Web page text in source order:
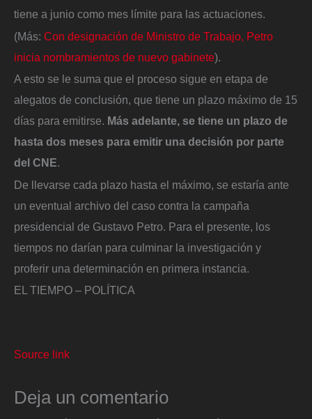
tiene a junio como mes límite para las actuaciones.
(Más: Con designación de Ministro de Trabajo, Petro
inicia nombramientos de nuevo gabinete).
A esto se le suma que el proceso sigue en etapa de
alegatos de conclusión, que tiene un plazo máximo de 15
días para emitirse. Más adelante, se tiene un plazo de
hasta dos meses para emitir una decisión por parte
del CNE.
De llevarse cada plazo hasta el máximo, se estaría ante
un eventual archivo del caso contra la campaña
presidencial de Gustavo Petro. Para el presente, los
tiempos no darían para culminar la investigación y
proferir una determinación en primera instancia.
EL TIEMPO – POLÍTICA
Source link
Deja un comentario